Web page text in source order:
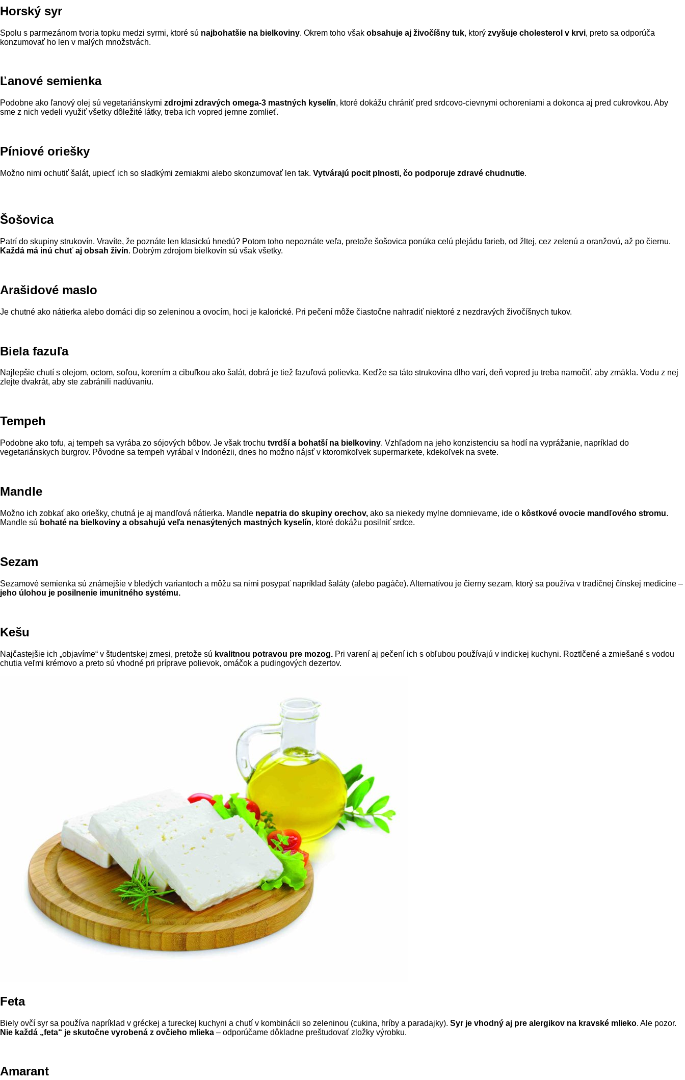
Horský syr
Spolu s parmezánom tvoria topku medzi syrmi, ktoré sú najbohatšie na bielkoviny. Okrem toho však obsahuje aj živočíšny tuk, ktorý zvyšuje cholesterol v krvi, preto sa odporúča
konzumovať ho len v malých množstvách.
Ľanové semienka
Podobne ako ľanový olej sú vegetariánskymi zdrojmi zdravých omega-3 mastných kyselín, ktoré dokážu chrániť pred srdcovo-cievnymi ochoreniami a dokonca aj pred cukrovkou. Aby
sme z nich vedeli využiť všetky dôležité látky, treba ich vopred jemne zomlieť.
Píniové oriešky
Možno nimi ochutiť šalát, upiecť ich so sladkými zemiakmi alebo skonzumovať len tak. Vytvárajú pocit plnosti, čo podporuje zdravé chudnutie.
Šošovica
Patrí do skupiny strukovín. Vravíte, že poznáte len klasickú hnedú? Potom toho nepoznáte veľa, pretože šošovica ponúka celú plejádu farieb, od žltej, cez zelenú a oranžovú, až po čiernu.
Každá má inú chuť aj obsah živín. Dobrým zdrojom bielkovín sú však všetky.
Arašidové maslo
Je chutné ako nátierka alebo domáci dip so zeleninou a ovocím, hoci je kalorické. Pri pečení môže čiastočne nahradiť niektoré z nezdravých živočíšnych tukov.
Biela fazuľa
Najlepšie chutí s olejom, octom, soľou, korením a cibuľkou ako šalát, dobrá je tiež fazuľová polievka. Keďže sa táto strukovina dlho varí, deň vopred ju treba namočiť, aby zmäkla. Vodu z nej
zlejte dvakrát, aby ste zabránili nadúvaniu.
Tempeh
Podobne ako tofu, aj tempeh sa vyrába zo sójových bôbov. Je však trochu tvrdší a bohatší na bielkoviny. Vzhľadom na jeho konzistenciu sa hodí na vyprážanie, napríklad do
vegetariánskych burgrov. Pôvodne sa tempeh vyrábal v Indonézii, dnes ho možno nájsť v ktoromkoľvek supermarkete, kdekoľvek na svete.
Mandle
Možno ich zobkať ako oriešky, chutná je aj mandľová nátierka. Mandle nepatria do skupiny orechov, ako sa niekedy mylne domnievame, ide o kôstkové ovocie mandľového stromu.
Mandle sú bohaté na bielkoviny a obsahujú veľa nenasýtených mastných kyselín, ktoré dokážu posilniť srdce.
Sezam
Sezamové semienka sú známejšie v bledých variantoch a môžu sa nimi posypať napríklad šaláty (alebo pagáče). Alternatívou je čierny sezam, ktorý sa používa v tradičnej čínskej medicíne –
jeho úlohou je posilnenie imunitného systému.
Kešu
Najčastejšie ich „objavíme“ v študentskej zmesi, pretože sú kvalitnou potravou pre mozog. Pri varení aj pečení ich s obľubou používajú v indickej kuchyni. Roztlčené a zmiešané s vodou
chutia veľmi krémovo a preto sú vhodné pri príprave polievok, omáčok a pudingových dezertov.
Feta
Biely ovčí syr sa používa napríklad v gréckej a tureckej kuchyni a chutí v kombinácii so zeleninou (cukina, hríby a paradajky). Syr je vhodný aj pre alergikov na kravské mlieko. Ale pozor.
Nie každá „feta“ je skutočne vyrobená z ovčieho mlieka – odporúčame dôkladne preštudovať zložky výrobku.
Amarant